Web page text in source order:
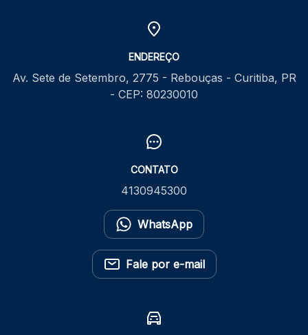
ENDEREÇO
Av. Sete de Setembro, 2775 - Rebouças - Curitiba, PR
- CEP: 80230010
CONTATO
4130945300
WhatsApp
Fale por e-mail